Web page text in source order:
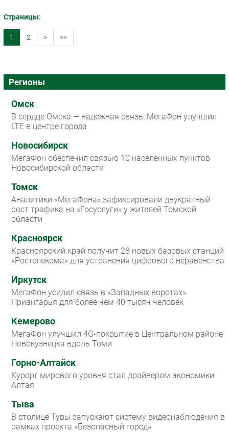
Страницы:
1 2 > >>
Регионы
Омск
В сердце Омска — надёжная связь: МегаФон улучшил
LTE в центре города
Новосибирск
МегаФон обеспечил связью 10 населенных пунктов
Новосибирской области
Томск
Аналитики «МегаФона» зафиксировали двукратный
рост трафика на «Госуслуги» у жителей Томской
области
Красноярск
Красноярский край получит 28 новых базовых станций
«Ростелекома» для устранения цифрового неравенства
Иркутск
МегаФон усилил связь в «Западных воротах»
Приангарья для более чем 40 тысяч человек
Кемерово
МегаФон улучшил 4G-покрытие в Центральном районе
Новокузнецка вдоль Томи
Горно-Алтайск
Курорт мирового уровня стал драйвером экономики
Алтая
Тыва
В столице Тувы запускают систему видеонаблюдения в
рамках проекта «Безопасный город»